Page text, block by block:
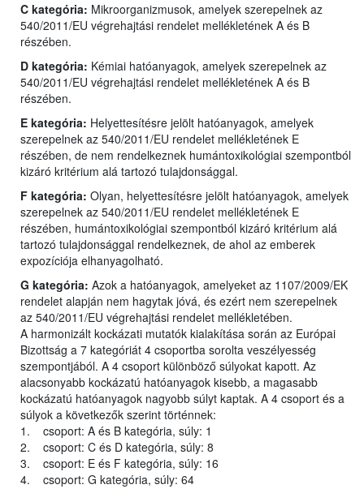
C kategória: Mikroorganizmusok, amelyek szerepelnek az
540/2011/EU végrehajtási rendelet mellékletének A és B
részében.
D kategória: Kémiai hatóanyagok, amelyek szerepelnek az
540/2011/EU végrehajtási rendelet mellékletének A és B
részében.
E kategória: Helyettesítésre jelölt hatóanyagok, amelyek
szerepelnek az 540/2011/EU rendelet mellékletének E
részében, de nem rendelkeznek humántoxikológiai szempontból
kizáró kritérium alá tartozó tulajdonsággal.
F kategória: Olyan, helyettesítésre jelölt hatóanyagok, amelyek
szerepelnek az 540/2011/EU rendelet mellékletének E
részében, humántoxikológiai szempontból kizáró kritérium alá
tartozó tulajdonsággal rendelkeznek, de ahol az emberek
expozíciója elhanyagolható.
G kategória: Azok a hatóanyagok, amelyeket az 1107/2009/EK
rendelet alapján nem hagytak jóvá, és ezért nem szerepelnek
az 540/2011/EU végrehajtási rendelet mellékletében.
A harmonizált kockázati mutatók kialakítása során az Európai
Bizottság a 7 kategóriát 4 csoportba sorolta veszélyesség
szempontjából. A 4 csoport különböző súlyokat kapott. Az
alacsonyabb kockázatú hatóanyagok kisebb, a magasabb
kockázatú hatóanyagok nagyobb súlyt kaptak. A 4 csoport és a
súlyok a következők szerint történnek:
1. csoport: A és B kategória, súly: 1
2. csoport: C és D kategória, súly: 8
3. csoport: E és F kategória, súly: 16
4. csoport: G kategória, súly: 64